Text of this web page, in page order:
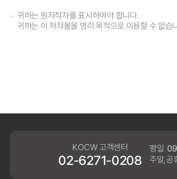
귀하는 원저작자를 표시하여야 합니다.
귀하는 이 저작물을 영리 목적으로 이용할 수 없습
KOCW 고객센터
02-6271-0208
평일
주말,공